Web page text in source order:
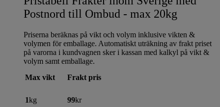
Postnord till Ombud - max 20kg
Priserna beräknas på vikt och volym inklusive vikten &
volymen för emballage. Automatiskt uträkning av frakt priset
på varorna i kundvagnen sker i kassan med kalkyl på vikt &
volym samt emballage.
Max vikt
Frakt pris
1kg 99kr